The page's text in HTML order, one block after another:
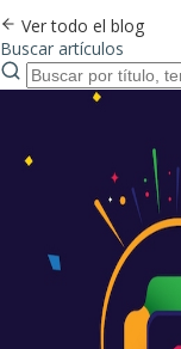
Ver todo el blog
Buscar artículos